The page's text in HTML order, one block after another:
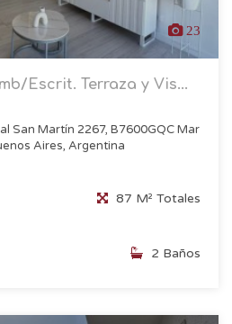
23
Escrit. Terraza y Vis...
San Martín 2267, B7600GQC Mar
Aires, Argentina
87 M² Totales
2 Baños